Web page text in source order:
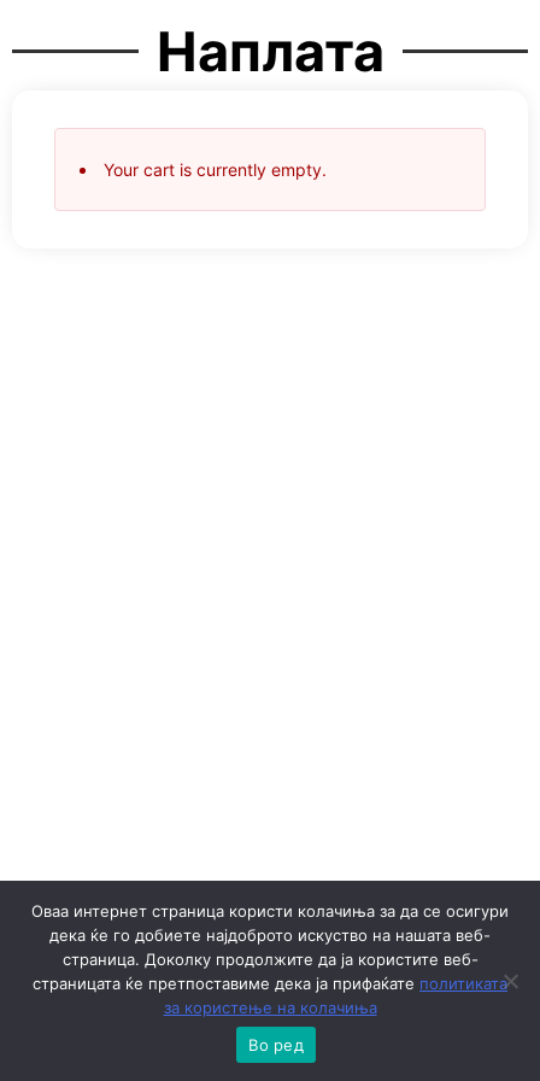
Наплата
Your cart is currently empty.
Оваа интернет страница користи колачиња за да се осигури
дека ќе го добиете најдоброто искуство на нашата веб-
страница. Доколку продолжите да ја користите веб-
страницата ќе претпоставиме дека ја прифаќате политиката
за користење на колачиња
Во ред